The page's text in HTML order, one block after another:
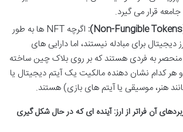
قرار می گیرد.
اگرچه NFT ها به طور
دیجیتال برای مبادله نیستند، اما دارایی های
منحصر به فردی هستند که بر روی بلاک چین ساخته
کدام نشان دهنده مالکیت یک آیتم دیجیتال یا
هنر، موسیقی یا آیتم های بازی) هستند.
آن فراتر از ارز: آینده ای که در حال شکل گیری